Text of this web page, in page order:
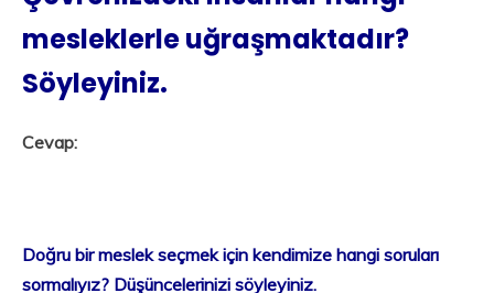
mesleklerle uğraşmaktadır?
Söyleyiniz.
Cevap:
Doğru bir meslek seçmek için kendimize hangi soruları
sormalıyız? Düşüncelerinizi söyleyiniz.